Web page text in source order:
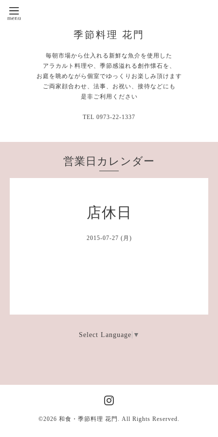
季節料理 花門
毎朝市場から仕入れる新鮮な魚介を使用した
アラカルト料理や、季節感溢れる創作懐石を、
お庭を眺めながら個室でゆっくりお楽しみ頂けます
ご両家顔合わせ、法事、お祝い、接待などにも
是非ご利用ください
TEL 0973-22-1337
営業日カレンダー
店休日
2015-07-27 (月)
Select Language ▼
©2026 和食・季節料理 花門 . All Rights Reserved.